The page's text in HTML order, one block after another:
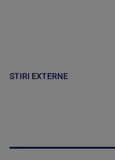
STIRI EXTERNE